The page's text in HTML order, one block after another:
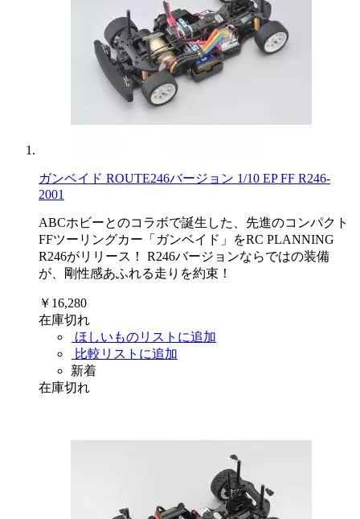
ガンベイド ROUTE246バージョン 1/10 EP FF R246-
2001
ABCホビーとのコラボで誕生した、先進のコンパクト
FFツーリングカー「ガンベイド」をRC PLANNING
R246がリリース！ R246バージョンならではの装備
が、剛性感あふれる走りを約束！
￥16,280
在庫切れ
ほしいものリストに追加
比較リストに追加
新着
在庫切れ